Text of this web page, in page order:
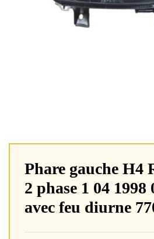
Phare gauche H4
2 phase 1 04 1998
avec feu diurne